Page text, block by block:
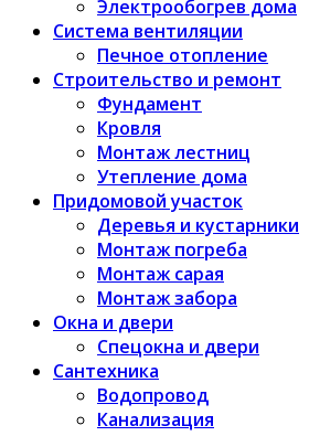
Электрообогрев дома
Система вентиляции
Печное отопление
Строительство и ремонт
Фундамент
Кровля
Монтаж лестниц
Утепление дома
Придомовой участок
Деревья и кустарники
Монтаж погреба
Монтаж сарая
Монтаж забора
Окна и двери
Спецокна и двери
Сантехника
Водопровод
Канализация